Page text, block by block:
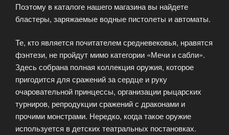
Поэтому в каталоге нашего магазина вы найдете
бластеры, заряжаемые водные пистолеты и автоматы.
Те, кто является почитателем средневековья, нравятся
фэнтези, не пройдут мимо категории «Мечи и сабли».
Здесь собрана полная коллекция оружия, которое
пригодится для сражений за сердце и руку
очаровательной принцессы, организации рыцарских
турниров, репродукции сражений с драконами и
прочими монстрами. Нередко, когда такое оружие
используется в детских театральных постановках.